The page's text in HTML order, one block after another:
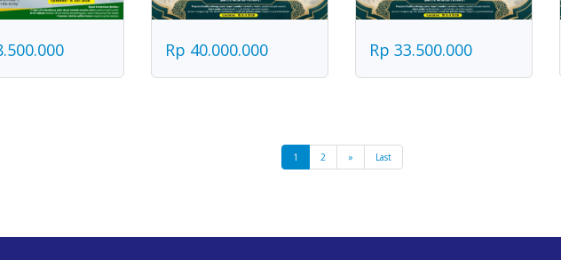
Rp 40.000.000 Rp 33.500.000
1 2 » Last